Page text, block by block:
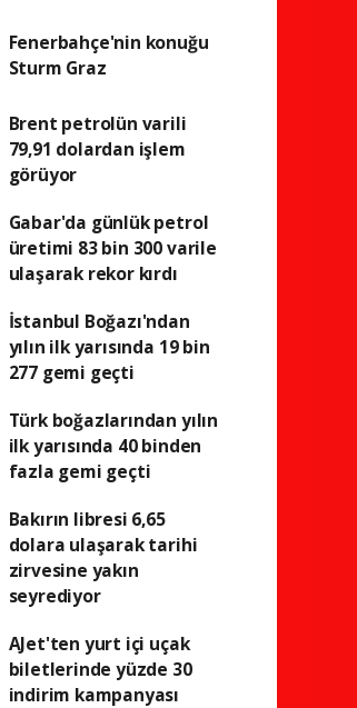
Fenerbahçe'nin konuğu
Sturm Graz
Brent petrolün varili
79,91 dolardan işlem
görüyor
Gabar'da günlük petrol
üretimi 83 bin 300 varile
ulaşarak rekor kırdı
İstanbul Boğazı'ndan
yılın ilk yarısında 19 bin
277 gemi geçti
Türk boğazlarından yılın
ilk yarısında 40 binden
fazla gemi geçti
Bakırın libresi 6,65
dolara ulaşarak tarihi
zirvesine yakın
seyrediyor
AJet'ten yurt içi uçak
biletlerinde yüzde 30
indirim kampanyası